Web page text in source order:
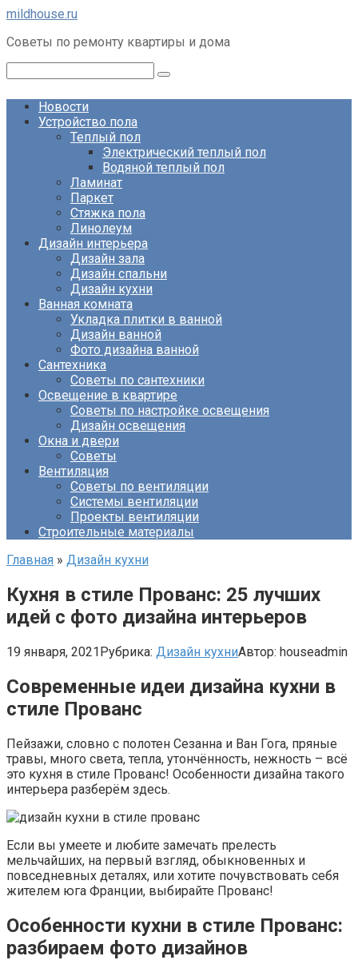
Перейти
контенту
mildhouse.ru
Советы по ремонту квартиры и дома
Новости
Устройство пола
Теплый пол
Электрический теплый пол
Водяной теплый пол
Ламинат
Паркет
Стяжка пола
Линолеум
Дизайн интерьера
Дизайн зала
Дизайн спальни
Дизайн кухни
Ванная комната
Укладка плитки в ванной
Дизайн ванной
Фото дизайна ванной
Сантехника
Советы по сантехники
Освещение в квартире
Советы по настройке освещения
Дизайн освещения
Окна и двери
Советы
Вентиляция
Советы по вентиляции
Системы вентиляции
Проекты вентиляции
Строительные материалы
Главная » Дизайн кухни
Кухня в стиле Прованс: 25 лучших
идей с фото дизайна интерьеров
19 января, 2021Рубрика: Дизайн кухниАвтор: houseadmin
Современные идеи дизайна кухни в
стиле Прованс
Пейзажи, словно с полотен Сезанна и Ван Гога, пряные
травы, много света, тепла, утончённость, нежность – всё
это кухня в стиле Прованс! Особенности дизайна такого
интерьера разберём здесь.
Если вы умеете и любите замечать прелесть
мельчайших, на первый взгляд, обыкновенных и
повседневных деталях, или хотите почувствовать себя
жителем юга Франции, выбирайте Прованс!
Особенности кухни в стиле Прованс:
разбираем фото дизайнов